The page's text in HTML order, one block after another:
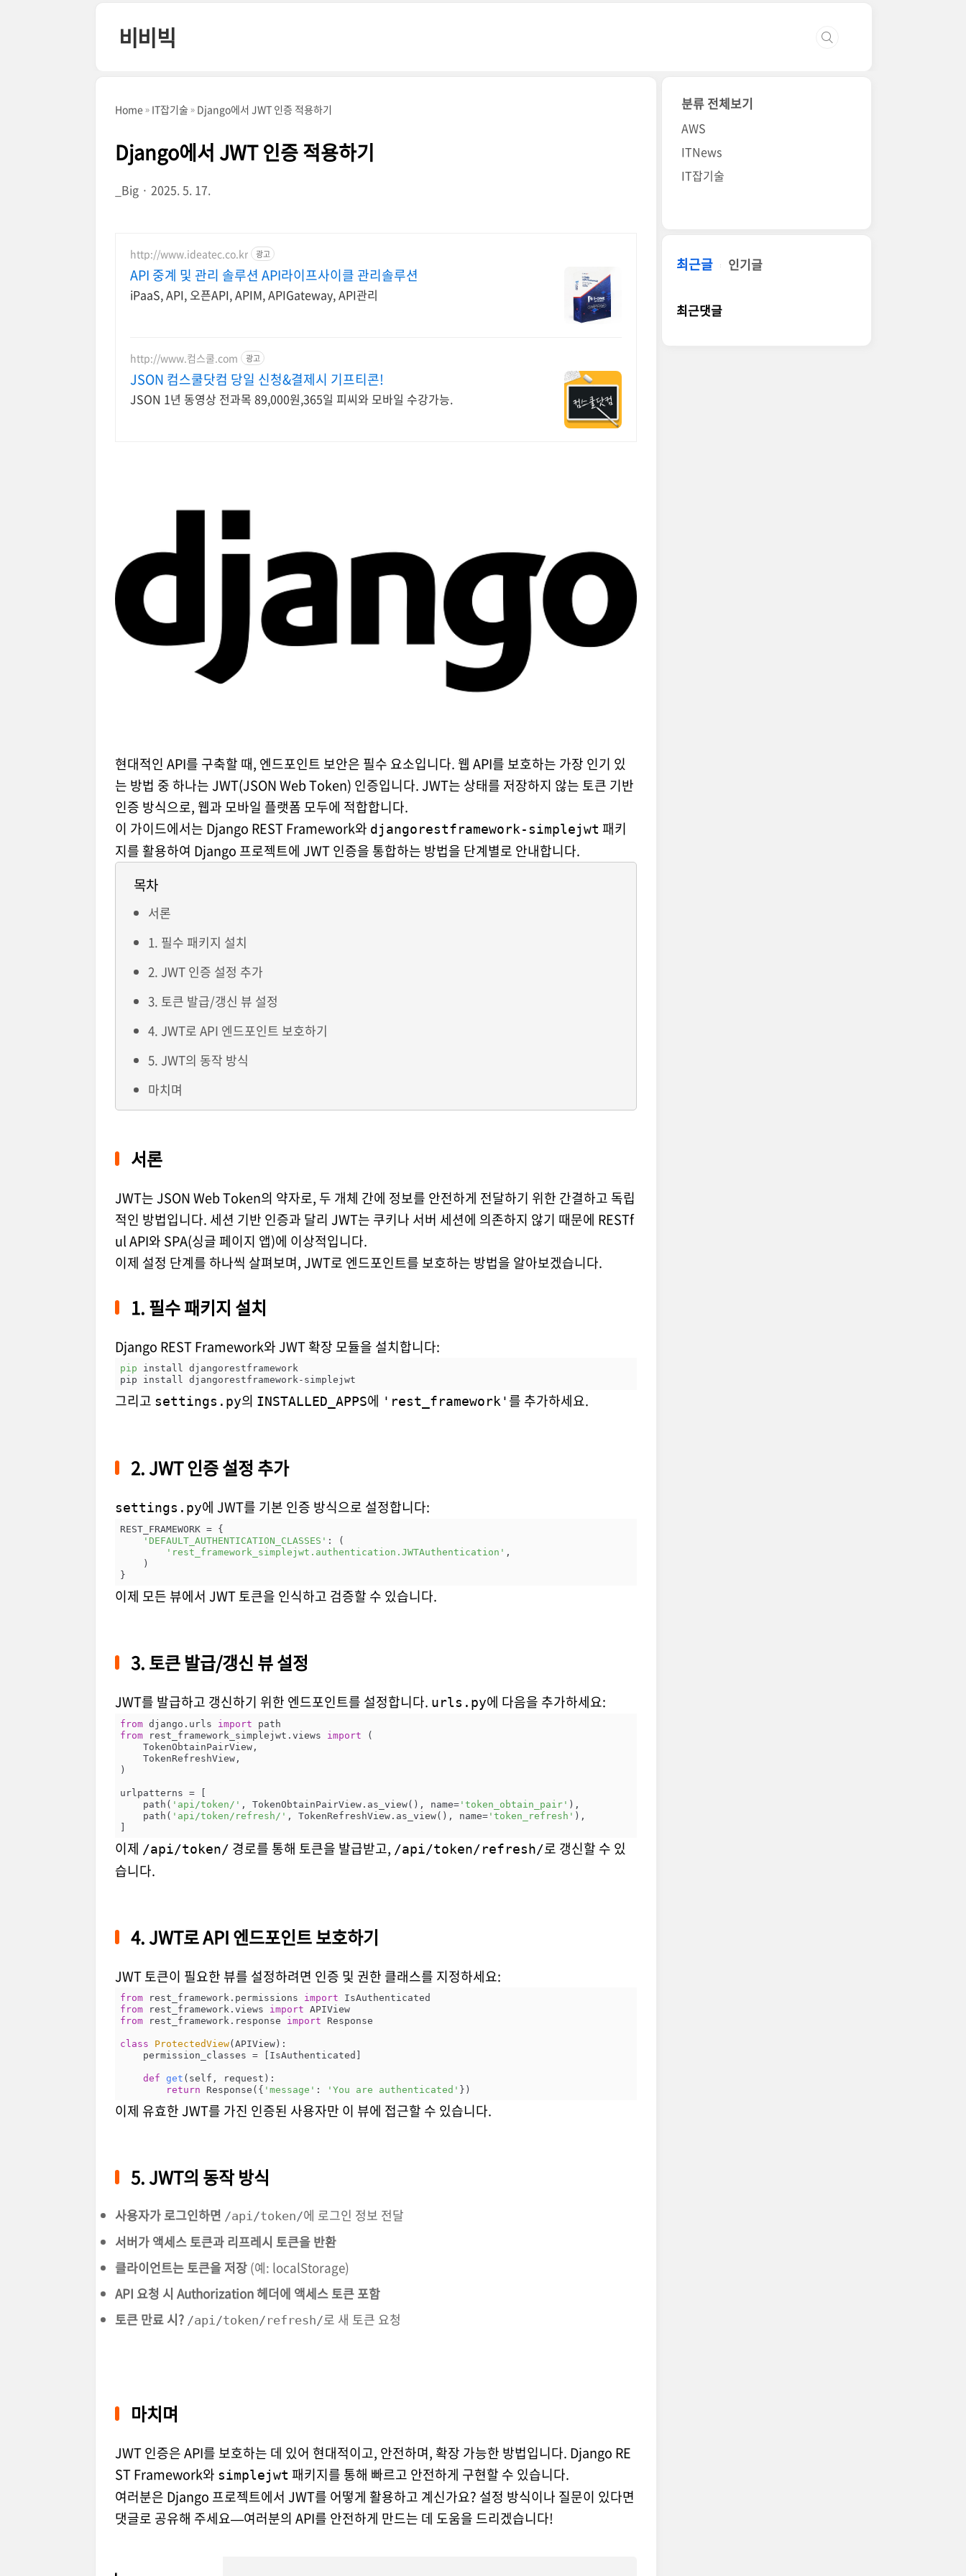
비비빅
Home IT잡기술 Django에서 JWT 인증 적용하기
Django에서 JWT 인증 적용하기
_Big 2025. 5. 17.
http://www.ideatec.co.kr 광고
API 중계 및 관리 솔루션 API라이프사이클 관리솔루션
iPaaS, API, 오픈API, APIM, APIGateway, API관리
http://www.컴스쿨.com 광고
JSON 컴스쿨닷컴 당일 신청&결제시 기프티콘!
JSON 1년 동영상 전과목 89,000원,365일 피씨와 모바일 수강가능.
현대적인 API를 구축할 때, 엔드포인트 보안은 필수 요소입니다. 웹 API를 보호하는 가장 인기 있
는 방법 중 하나는 JWT(JSON Web Token) 인증입니다. JWT는 상태를 저장하지 않는 토큰 기반
인증 방식으로, 웹과 모바일 플랫폼 모두에 적합합니다.
이 가이드에서는 Django REST Framework와 djangorestframework-simplejwt 패키
지를 활용하여 Django 프로젝트에 JWT 인증을 통합하는 방법을 단계별로 안내합니다.
목차
서론
1. 필수 패키지 설치
2. JWT 인증 설정 추가
3. 토큰 발급/갱신 뷰 설정
4. JWT로 API 엔드포인트 보호하기
5. JWT의 동작 방식
마치며
서론
JWT는 JSON Web Token의 약자로, 두 개체 간에 정보를 안전하게 전달하기 위한 간결하고 독립
적인 방법입니다. 세션 기반 인증과 달리 JWT는 쿠키나 서버 세션에 의존하지 않기 때문에 RESTf
ul API와 SPA(싱글 페이지 앱)에 이상적입니다.
이제 설정 단계를 하나씩 살펴보며, JWT로 엔드포인트를 보호하는 방법을 알아보겠습니다.
1. 필수 패키지 설치
Django REST Framework와 JWT 확장 모듈을 설치합니다:
pip install djangorestframework
그리고 settings.py의 INSTALLED_APPS에 'rest_framework' 를 추가하세요.
2. JWT 인증 설정 추가
settings.py에 JWT를 기본 인증 방식으로 설정합니다:
REST_FRAMEWORK = {
'DEFAULT_AUTHENTICATION_CLASSES' : (
'rest_framework_simplejwt.authentication.JWTAuthentication' ,
이제 모든 뷰에서 JWT 토큰을 인식하고 검증할 수 있습니다.
3. 토큰 발급/갱신 뷰 설정
JWT를 발급하고 갱신하기 위한 엔드포인트를 설정합니다. urls.py에 다음을 추가하세요:
from django.urls import
from rest_framework_simplejwt.views import (
)
urlpatterns = [
    path(
'api/token/' , TokenObtainPairView.as_view(), name='token_obtain_pair' ),
    path(
'api/token/refresh/' , TokenRefreshView.as_view(), name='token_refresh' ),
이제 /api/token/ 경로를 통해 토큰을 발급받고, /api/token/refresh/로 갱신할 수 있
습니다.
4. JWT로 API 엔드포인트 보호하기
JWT 토큰이 필요한 뷰를 설정하려면 인증 및 권한 클래스를 지정하세요:
from rest_framework.permissions import
from rest_framework.views import
APIView
from rest_framework.response import Response
class ProtectedView(APIView):
def get ( self, request ):
return Response({ 'message' : 'You are authenticated'
이제 유효한 JWT를 가진 인증된 사용자만 이 뷰에 접근할 수 있습니다.
5. JWT의 동작 방식
사용자가 로그인하면 /api/token/에 로그인 정보 전달
서버가 액세스 토큰과 리프레시 토큰을 반환
클라이언트는 토큰을 저장 (예: localStorage)
API 요청 시 Authorization 헤더에 액세스 토큰 포함
토큰 만료 시? /api/token/refresh/로 새 토큰 요청
마치며
JWT 인증은 API를 보호하는 데 있어 현대적이고, 안전하며, 확장 가능한 방법입니다. Django RE
ST Framework와 simplejwt 패키지를 통해 빠르고 안전하게 구현할 수 있습니다.
여러분은 Django 프로젝트에서 JWT를 어떻게 활용하고 계신가요? 설정 방식이나 질문이 있다면
댓글로 공유해 주세요—여러분의 API를 안전하게 만드는 데 도움을 드리겠습니다!
분류 전체보기
AWS
ITNews
IT잡기술
최근글 인기글
최근댓글